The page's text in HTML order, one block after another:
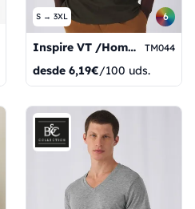
S → 3XL 6
Inspire VT /Hombres_° TM044
desde 6,19€/100 uds.